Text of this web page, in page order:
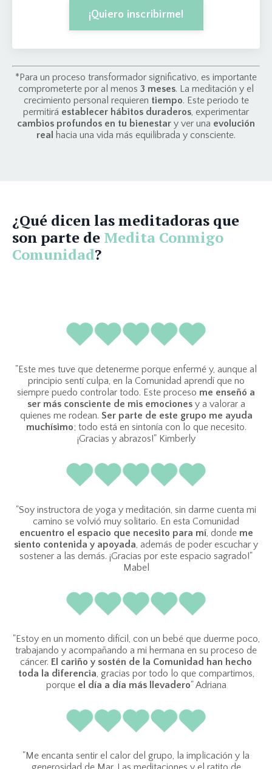
¡Quiero inscribirme!
*Para un proceso transformador significativo, es importante
comprometerte por al menos 3 meses. La meditación y el
crecimiento personal requieren tiempo. Este periodo te
permitirá establecer hábitos duraderos, experimentar
cambios profundos en tu bienestar y ver una evolución
real
hacia una vida más equilibrada y consciente.
¿Qué dicen las meditadoras que
son parte de Medita Conmigo
Comunidad?
"Este mes tuve que detenerme porque enfermé y, aunque al
principio sentí culpa, en la Comunidad aprendí que no
siempre puedo controlar todo. Este proceso me enseñó a
ser más consciente de mis emocionesy a valorar a
quienes me rodean. Ser parte de este grupo me ayuda
muchísimo; todo está en sintonía con lo que necesito.
¡Gracias y abrazos!" Kimberly
"Soy instructora de yoga y meditación, sin darme cuenta mi
camino se volvió muy solitario. En esta Comunidad
encuentro el espacio que necesito para mí, donde me
siento contenida y apoyada , además de poder escuchar y
sostener a las demás. ¡Gracias por este espacio sagrado!"
Mabel
"Estoy en un momento difícil, con un bebé que duerme poco,
trabajando y acompañando a mi hermana en su proceso de
cáncer. El cariño y sostén de la Comunidad han hecho
toda la diferencia , gracias por todo lo que compartimos,
porque el día a día más llevadero" Adriana
"Me encanta sentir el calor del grupo, la implicación y la